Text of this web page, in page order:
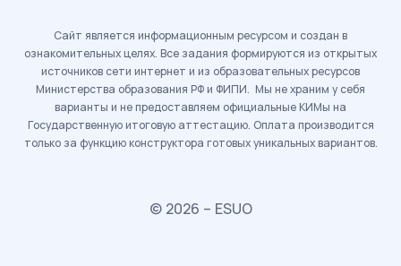
Сайт является информационным ресурсом и создан в
ознакомительных целях. Все задания формируются из открытых
источников сети интернет и из образовательных ресурсов
Министерства образования РФ и ФИПИ. Мы не храним у себя
варианты и не предоставляем официальные КИМы на
Государственную итоговую аттестацию. Оплата производится
только за функцию конструктора готовых уникальных вариантов.
© 2026 – ESUO